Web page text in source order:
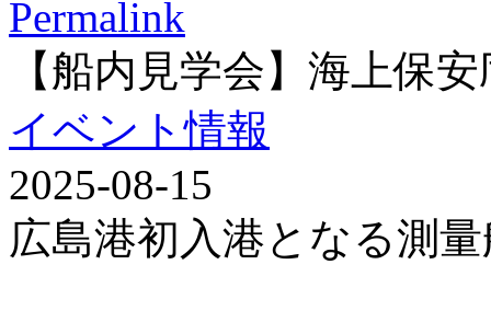
Permalink
【船内見学会】海上保
イベント情報
2025-08-15
広島港初入港となる測